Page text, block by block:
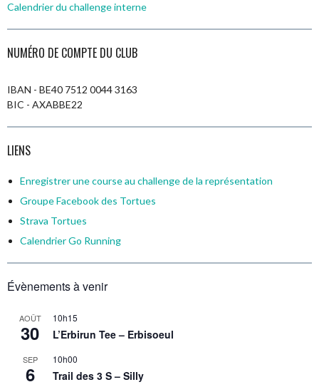
Calendrier du challenge interne
NUMÉRO DE COMPTE DU CLUB
IBAN - BE40 7512 0044 3163
BIC - AXABBE22
LIENS
Enregistrer une course au challenge de la représentation
Groupe Facebook des Tortues
Strava Tortues
CalendrierGo Running
Évènements à venir
AOÛT
30
10h15
L’Erbirun Tee – Erbisoeul
SEP
6
10h00
Trail des 3 S – Silly